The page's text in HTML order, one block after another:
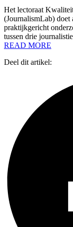
Het lectoraat
(JournalismLab) doet
praktijkgericht
tussen drie
READ MORE
Deel dit artikel: